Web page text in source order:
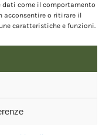
dati come il comportamento
acconsentire o ritirare il
caratteristiche e funzioni.